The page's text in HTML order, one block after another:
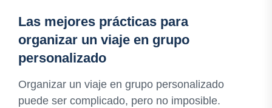
Las mejores prácticas para
organizar un viaje en grupo
personalizado
Organizar un viaje en grupo personalizado
puede ser complicado, pero no imposible.